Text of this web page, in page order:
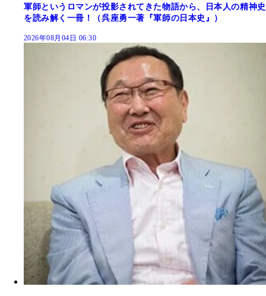
軍師というロマンが投影されてきた物語から、日本人の精神史
を読み解く一冊！（呉座勇一著『軍師の日本史』）
2026年08月04日 06:30